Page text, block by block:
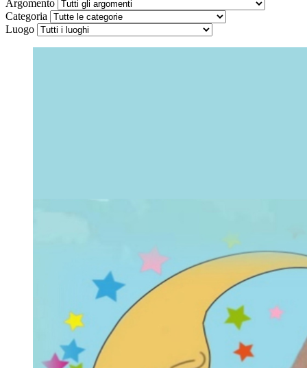
Argomento
Categoria
Luogo